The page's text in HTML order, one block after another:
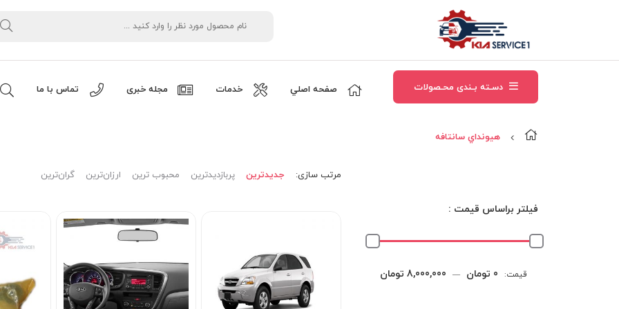
دسـته بـندی محـصولات صفحه اصلي خدمات مجله خبری تماس با ما
هيونداي سانتافه
فیلتر براساس قیمت :
حداقل
حداکثر
قیمت: 0 تومان — 8,000,000 تومان
مرتب‌ سازی: جدیدترین پربازدیدترین محبوب ترین ارزان‌ترین گران‌ترین